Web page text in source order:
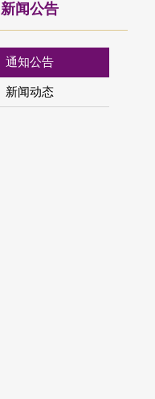
新闻公告
通知公告
新闻动态